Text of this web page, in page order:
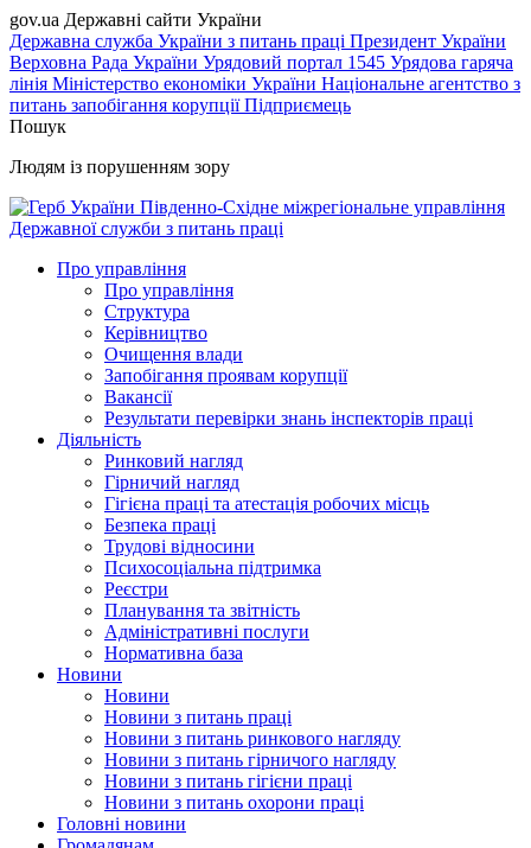
gov.ua Державні сайти України
Державна служба України з питань праці Президент України
Верховна Рада України Урядовий портал 1545 Урядова гаряча
лінія Міністерство економіки України Національне агентство з
питань запобігання корупціїПідприємець
Пошук
Людям із порушенням зору
Південно-Східне міжрегіональне управління
Державної служби з питань праці
Про управління
Про управління
Структура
Керівництво
Очищення влади
Запобігання проявам корупції
Вакансії
Результати перевірки знань інспекторів праці
Діяльність
Ринковий нагляд
Гірничий нагляд
Гігієна праці та атестація робочих місць
Безпека праці
Трудові відносини
Психосоціальна підтримка
Реєстри
Планування та звітність
Адміністративні послуги
Нормативна база
Новини
Новини
Новини з питань праці
Новини з питань ринкового нагляду
Новини з питань гірничого нагляду
Новини з питань гігієни праці
Новини з питань охорони праці
Головні новини